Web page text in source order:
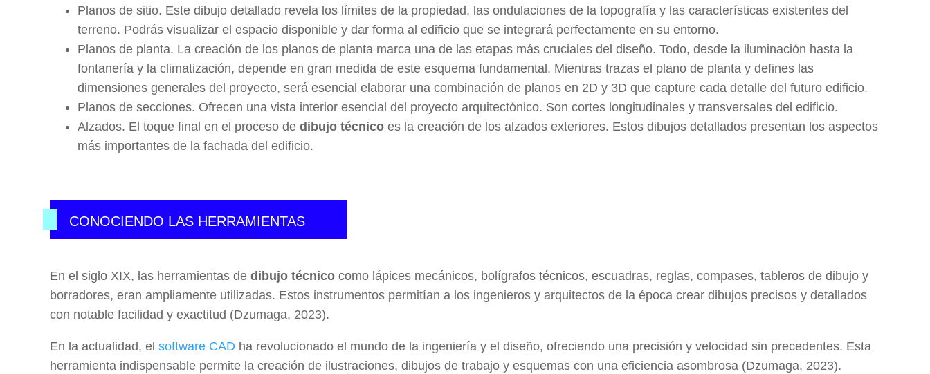
Planos de sitio. Este dibujo detallado revela los límites de la propiedad, las ondulaciones de la topografía y las características existentes del
terreno. Podrás visualizar el espacio disponible y dar forma al edificio que se integrará perfectamente en su entorno.
Planos de planta. La creación de los planos de planta marca una de las etapas más cruciales del diseño. Todo, desde la iluminación hasta la
fontanería y la climatización, depende en gran medida de este esquema fundamental. Mientras trazas el plano de planta y defines las
dimensiones generales del proyecto, será esencial elaborar una combinación de planos en 2D y 3D que capture cada detalle del futuro edificio.
Planos de secciones. Ofrecen una vista interior esencial del proyecto arquitectónico. Son cortes longitudinales y transversales del edificio.
Alzados. El toque final en el proceso de dibujo técnico es la creación de los alzados exteriores. Estos dibujos detallados presentan los aspectos
más importantes de la fachada del edificio.
CONOCIENDO LAS HERRAMIENTAS
En el siglo XIX, las herramientas de dibujo técnico como lápices mecánicos, bolígrafos técnicos, escuadras, reglas, compases, tableros de dibujo y
borradores, eran ampliamente utilizadas. Estos instrumentos permitían a los ingenieros y arquitectos de la época crear dibujos precisos y detallados
con notable facilidad y exactitud (Dzumaga, 2023).
En la actualidad, el software CAD ha revolucionado el mundo de la ingeniería y el diseño, ofreciendo una precisión y velocidad sin precedentes. Esta
herramienta indispensable permite la creación de ilustraciones, dibujos de trabajo y esquemas con una eficiencia asombrosa (Dzumaga, 2023).